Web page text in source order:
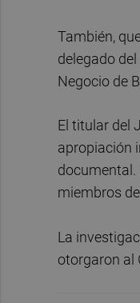
También,
delegado
Negocio de
El titular del
apropiación
documental.
miembros
La
otorgaron al